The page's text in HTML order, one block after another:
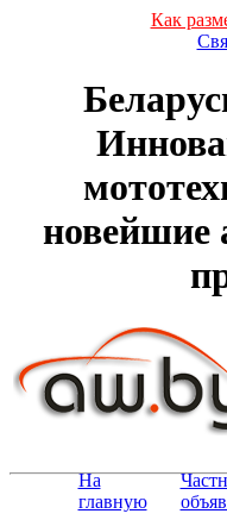
Как
новейшие
На
главную